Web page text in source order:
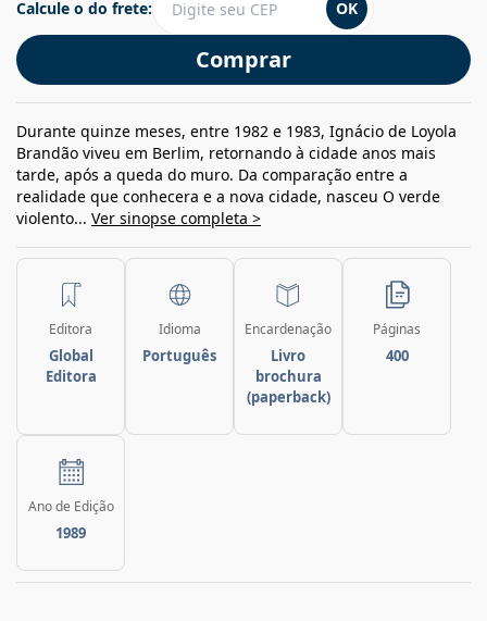
Comprar
Calcule o do frete: OK
Durante quinze meses, entre 1982 e 1983, Ignácio de Loyola
Brandão viveu em Berlim, retornando à cidade anos mais
tarde, após a queda do muro. Da comparação entre a
realidade que conhecera e a nova cidade, nasceu O verde
violento... Ver sinopse completa >
Editora
Global
Editora
Idioma
Português
Encardenação
Livro
brochura
(paperback)
Páginas
400
Ano de Edição
1989